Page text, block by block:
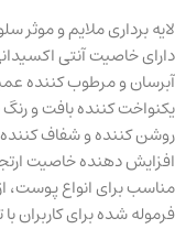
لایه برداری ملایم و
دارای خاصیت آنتی
آبرسان و مرطوب کننده
یکنواخت کننده بافت و
روشن کننده و شفاف
افزایش دهنده خاصیت
مناسب برای انواع
فرموله شده برای کاربران